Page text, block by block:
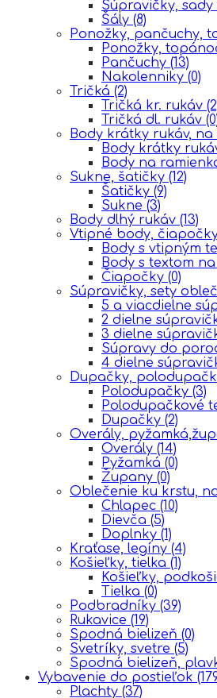
Súpravičky,
Šály (8)
Ponožky, pančuchy,
Ponožky,
Pančuchy (13)
Nakolenniky (0)
Tričká (2)
Tričká kr. rukáv
Tričká dl. rukáv
Body krátky rukáv,
Body krátky
Body na
Sukne, šatičky (12)
Šatičky (9)
Sukne (3)
Body dlhý rukáv (13)
Vtipné body,
Body s vtipným
Body s textom
Čiapočky (0)
Súpravičky, sety
5 a viacdielne
2 dielne
3 dielne
Súpravy do
4 dielne
Dupačky,
Polodupačky (3)
Polodupačkové
Dupačky (2)
Overály,
Overály (14)
Pyžamká (0)
Župany (0)
Oblečenie ku krstu,
Chlapec (10)
Dievča (5)
Doplnky (1)
Kraťase, legíny (4)
Košieľky, tielka (1)
Košieľky,
Tielka (0)
Podbradníky (39)
Rukavice (19)
Spodná bielizeň (0)
Svetríky, svetre (5)
Spodná bielizeň,
Vybavenie do postieľok
Plachty (37)